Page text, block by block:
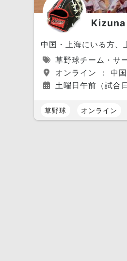
Kizuna
中国・上海にいる方、
草野球チーム・サ
オンライン ： 中
土曜日午前（試合
草野球 オンライン